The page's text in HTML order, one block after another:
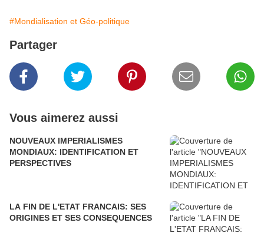
#Mondialisation et Géo-politique
Partager
Vous aimerez aussi
NOUVEAUX IMPERIALISMES
MONDIAUX: IDENTIFICATION ET
PERSPECTIVES
LA FIN DE L'ETAT FRANCAIS: SES
ORIGINES ET SES CONSEQUENCES